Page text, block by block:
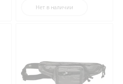
Нет в наличии